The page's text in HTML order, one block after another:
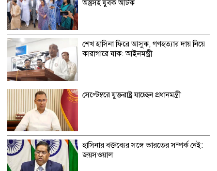
অস্ত্রসহ যুবক আটক
শেখ হাসিনা ফিরে আসুক, গণহত্যার দায় নিয়ে
কারাগারে যাক: আইনমন্ত্রী
সেপ্টেম্বরে যুক্তরাষ্ট্র যাচ্ছেন প্রধানমন্ত্রী
হাসিনার বক্তব্যের সঙ্গে ভারতের সম্পর্ক নেই:
জয়সওয়াল